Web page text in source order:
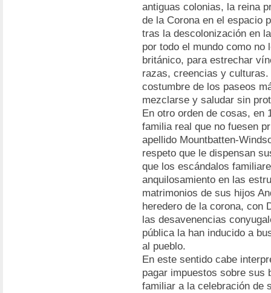
antiguas colonias, la reina
de la Corona en el espacio
tras la descolonización en
por todo el mundo como no
británico, para estrechar
razas, creencias y
costumbre de los paseos
mezclarse y saludar sin
En otro orden de cosas, en
familia real que no fuesen
apellido Mountbatten-
respeto que le dispensan
que los escándalos
anquilosamiento en las
matrimonios de sus hijos
heredero de la corona, con
las desavenencias
pública la han inducido a
al pueblo.
En este sentido cabe
pagar impuestos sobre sus
familiar a la celebración de